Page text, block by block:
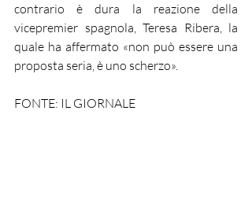
contrario è dura la reazione della
vicepremier spagnola, Teresa Ribera, la
quale ha affermato «non può essere una
proposta seria, è uno scherzo».
FONTE: IL GIORNALE